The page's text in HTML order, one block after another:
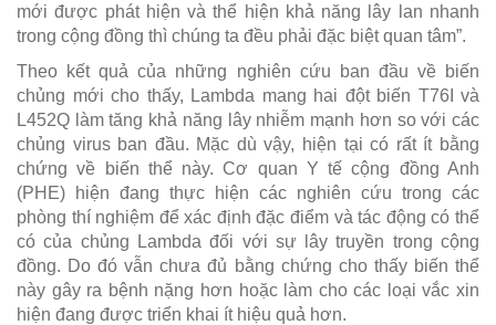
mới được phát hiện và thể hiện khả năng lây lan nhanh
trong cộng đồng thì chúng ta đều phải đặc biệt quan tâm”.
Theo kết quả của những nghiên cứu ban đầu về biến
chủng mới cho thấy, Lambda mang hai đột biến T76I và
L452Q làm tăng khả năng lây nhiễm mạnh hơn so với các
chủng virus ban đầu. Mặc dù vậy, hiện tại có rất ít bằng
chứng về biến thể này. Cơ quan Y tế cộng đồng Anh
(PHE) hiện đang thực hiện các nghiên cứu trong các
phòng thí nghiệm để xác định đặc điểm và tác động có thể
có của chủng Lambda đối với sự lây truyền trong cộng
đồng. Do đó vẫn chưa đủ bằng chứng cho thấy biến thể
này gây ra bệnh nặng hơn hoặc làm cho các loại vắc xin
hiện đang được triển khai ít hiệu quả hơn.